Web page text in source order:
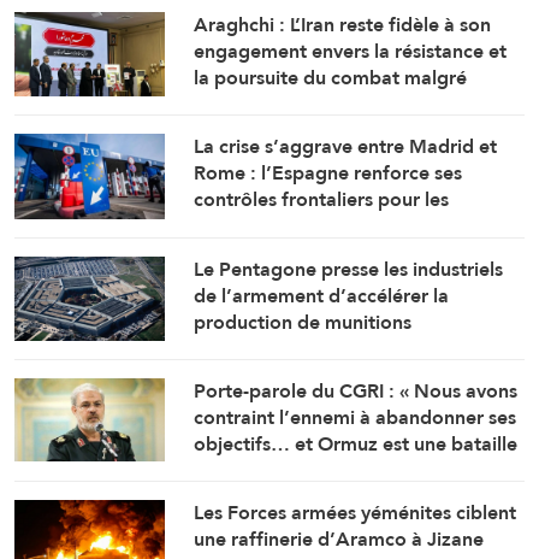
Araghchi : L’Iran reste fidèle à son
engagement envers la résistance et
la poursuite du combat malgré
La crise s’aggrave entre Madrid et
Rome : l’Espagne renforce ses
contrôles frontaliers pour les
Le Pentagone presse les industriels
de l’armement d’accélérer la
production de munitions
Porte-parole du CGRI : « Nous avons
contraint l’ennemi à abandonner ses
objectifs… et Ormuz est une bataille
Les Forces armées yéménites ciblent
une raffinerie d’Aramco à Jizane